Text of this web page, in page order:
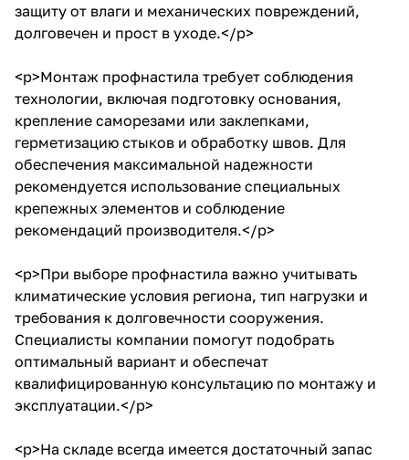
защиту от влаги и механических повреждений,
долговечен и прост в уходе.</p>
<p>Монтаж профнастила требует соблюдения
технологии, включая подготовку основания,
крепление саморезами или заклепками,
герметизацию стыков и обработку швов. Для
обеспечения максимальной надежности
рекомендуется использование специальных
крепежных элементов и соблюдение
рекомендаций производителя.</p>
<p>При выборе профнастила важно учитывать
климатические условия региона, тип нагрузки и
требования к долговечности сооружения.
Специалисты компании помогут подобрать
оптимальный вариант и обеспечат
квалифицированную консультацию по монтажу и
эксплуатации.</p>
<p>На складе всегда имеется достаточный запас